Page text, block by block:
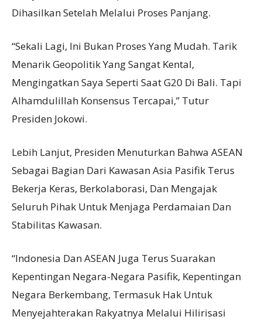
Dihasilkan Setelah Melalui Proses Panjang.
“Sekali Lagi, Ini Bukan Proses Yang Mudah. Tarik
Menarik Geopolitik Yang Sangat Kental,
Mengingatkan Saya Seperti Saat G20 Di Bali. Tapi
Alhamdulillah Konsensus Tercapai,” Tutur
Presiden Jokowi.
Lebih Lanjut, Presiden Menuturkan Bahwa ASEAN
Sebagai Bagian Dari Kawasan Asia Pasifik Terus
Bekerja Keras, Berkolaborasi, Dan Mengajak
Seluruh Pihak Untuk Menjaga Perdamaian Dan
Stabilitas Kawasan.
“Indonesia Dan ASEAN Juga Terus Suarakan
Kepentingan Negara-Negara Pasifik, Kepentingan
Negara Berkembang, Termasuk Hak Untuk
Menyejahterakan Rakyatnya Melalui Hilirisasi